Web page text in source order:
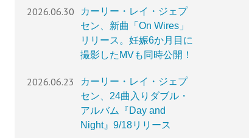
2026.06.30
カーリー・レイ・ジェプ
セン、新曲「On Wires」
リリース。妊娠6か月目に
撮影したMVも同時公開！
2026.06.23
カーリー・レイ・ジェプ
セン、24曲入りダブル・
アルバム『Day and
Night』9/18リリース